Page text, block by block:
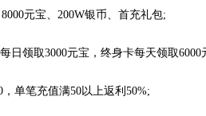
元宝、200W银币、首充礼包;
日领取3000元宝，终身卡每天领取6000
单笔充值满50以上返利50%;